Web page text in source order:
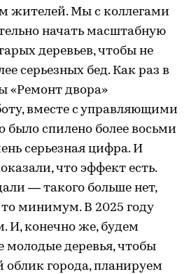
жителей. Мы с коллегами
начать масштабную
деревьев, чтобы не
серьезных бед. Как раз в
«Ремонт двора»
вместе с управляющими
было спилено более восьми
серьезная цифра. И
что эффект есть.
— такого больше нет,
то минимум. В 2025 году
И, конечно же, будем
деревья, чтобы
облик города, планируем